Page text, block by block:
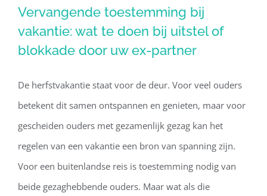
vakantie: wat te doen bij uitstel of
blokkade door uw ex-partner
Vervangende toestemming bij
vakantie: wat te doen bij uitstel of
blokkade door uw ex-partner
De herfstvakantie staat voor de deur. Voor veel ouders
betekent dit samen ontspannen en genieten, maar voor
gescheiden ouders met gezamenlijk gezag kan het
regelen van een vakantie een bron van spanning zijn.
Voor een buitenlandse reis is toestemming nodig van
beide gezaghebbende ouders. Maar wat als die